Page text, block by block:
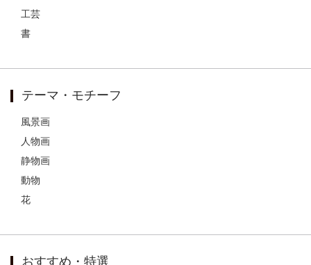
工芸
書
テーマ・モチーフ
風景画
人物画
静物画
動物
花